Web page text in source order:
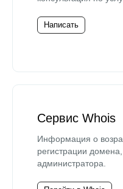
Написать
Сервис Whois
Информация о
регистрации домена,
администратора.